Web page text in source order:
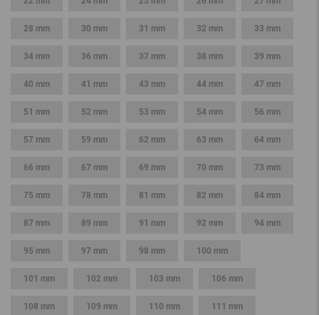
28 mm 30 mm 31 mm 32 mm 33 mm
34 mm 36 mm 37 mm 38 mm 39 mm
40 mm 41 mm 43 mm 44 mm 47 mm
51 mm 52 mm 53 mm 54 mm 56 mm
57 mm 59 mm 62 mm 63 mm 64 mm
66 mm 67 mm 69 mm 70 mm 73 mm
75 mm 78 mm 81 mm 82 mm 84 mm
87 mm 89 mm 91 mm 92 mm 94 mm
95 mm 97 mm 98 mm 100 mm
101 mm 102 mm 103 mm 106 mm
108 mm 109 mm 110 mm 111 mm